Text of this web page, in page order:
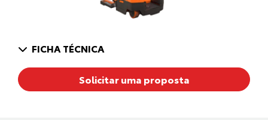
FICHA TÉCNICA
Solicitar uma proposta